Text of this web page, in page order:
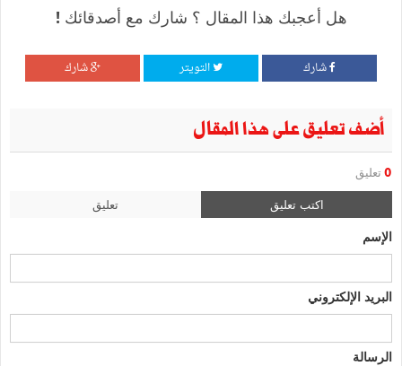
هل أعجبك هذا المقال ؟ شارك مع أصدقائك !
شارك التويتر شارك
أضف تعليق على هذا المقال
0 تعليق
اكتب تعليق تعليق
الإسم
البريد الإلكتروني
الرسالة